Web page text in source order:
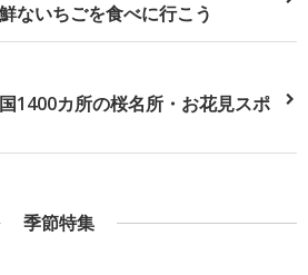
ないちごを食べに行こう
1400カ所の桜名所・お花見スポ
季節特集